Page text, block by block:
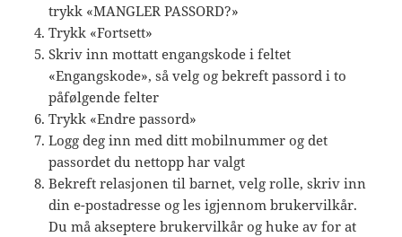
trykk «MANGLER PASSORD?»
Trykk «Fortsett»
Skriv inn mottatt engangskode i feltet
«Engangskode», så velg og bekreft passord i to
påfølgende felter
Trykk «Endre passord»
Logg deg inn med ditt mobilnummer og det
passordet du nettopp har valgt
Bekreft relasjonen til barnet, velg rolle, skriv inn
din e-postadresse og les igjennom brukervilkår.
Du må akseptere brukervilkår og huke av for at